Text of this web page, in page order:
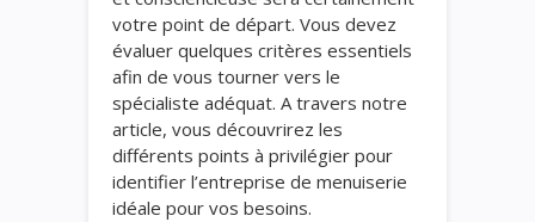
votre point de départ. Vous devez
évaluer quelques critères essentiels
afin de vous tourner vers le
spécialiste adéquat. A travers notre
article, vous découvrirez les
différents points à privilégier pour
identifier l’entreprise de menuiserie
idéale pour vos besoins.